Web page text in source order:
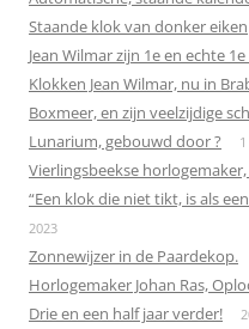
Staande klok van donker eiken
Jean Wilmar zijn 1e en echte
Klokken Jean Wilmar, nu in
Boxmeer, en zijn veelzijdige
Lunarium, gebouwd door ?
Vierlingsbeekse
“Een klok die niet tikt, is als
2023
Zonnewijzer in de Paardekop.
Horlogemaker Johan Ras,
Drie en een half jaar verder!